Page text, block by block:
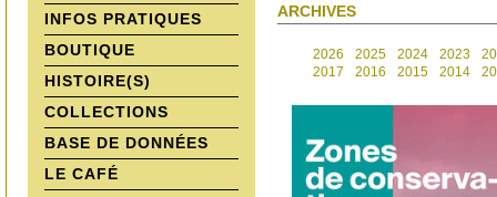
INFOS PRATIQUES
BOUTIQUE
HISTOIRE(S)
COLLECTIONS
BASE DE DONNÉES
LE CAFÉ
ARCHIVES
2026 2025 2024 2023
2017
2016 2015 2014